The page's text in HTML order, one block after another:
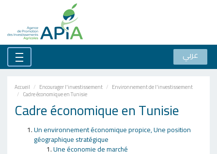
عربي
Accueil Encourager l'investissement Environnement de l'investissement
Cadre économique en Tunisie
Cadre économique en Tunisie
Un environnement économique propice, Une position
géographique stratégique
Une économie de marché